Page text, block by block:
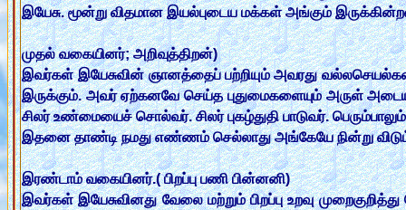
இயேசு. மூன்று விதமான இயல்புடைய மக்கள் அங்கும்
முதல் வகையினர்; அறிவுத்திறன்)
இவர்கள் இயேசுவின் ஞானத்தைப் பற்றியும் அவரது
இருக்கும். அவர் ஏற்கனவே செய்த புதுமைகளையும் அருள்
சிலர் உண்மையைச் சொல்வர். சிலர் புகழ்துதி பாடுவர்.
இதனை தாண்டி நமது எண்ணம் செல்லாது அங்கேயே நின்று
இரண்டாம் வகையினர்.( பிறப்பு பணி பின்னனி)
இவர்கள் இயேசுவினது வேலை மற்றும் பிறப்பு உறவு